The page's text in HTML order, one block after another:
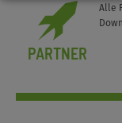
PARTNER
Alle